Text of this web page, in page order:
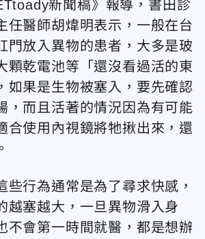
新聞稿》報導，書田診
任醫師胡煒明表示，一般在台
門放入異物的患者，大多是玻
顆乾電池等「還沒看過活的東
如果是生物被塞入，要先確認
，而且活著的情況因為有可能
合使用內視鏡將牠揪出來，還
些行為通常是為了尋求快感，
越塞越大，一旦異物滑入身
不會第一時間就醫，都是想辦